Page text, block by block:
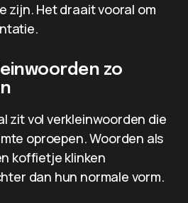
zijn. Het draait vooral om
zo
zit vol verkleinwoorden die
oproepen. Woorden als
koffietje klinken
dan hun normale vorm.